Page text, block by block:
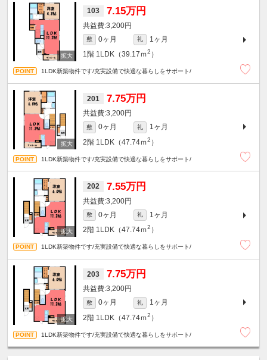
103 7.15万円
3,200円
敷 0ヶ月 礼
1ヶ月
1階 1LDK（39.17ｍ2 ）
1LDK新築物件です/充実設備で快適な暮らしをサポート/
201 7.75万円
3,200円
敷 0ヶ月 礼
1ヶ月
2階 1LDK（47.74ｍ2 ）
1LDK新築物件です/充実設備で快適な暮らしをサポート/
202 7.55万円
3,200円
敷 0ヶ月 礼
1ヶ月
2階 1LDK（47.74ｍ2 ）
1LDK新築物件です/充実設備で快適な暮らしをサポート/
203 7.75万円
3,200円
敷 0ヶ月 礼
1ヶ月
2階 1LDK（47.74ｍ2 ）
1LDK新築物件です/充実設備で快適な暮らしをサポート/